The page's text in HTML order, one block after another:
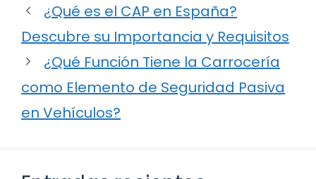
¿Qué es el CAP en España?
Descubre su Importancia y Requisitos
¿Qué Función Tiene la Carrocería
como Elemento de Seguridad Pasiva
en Vehículos?